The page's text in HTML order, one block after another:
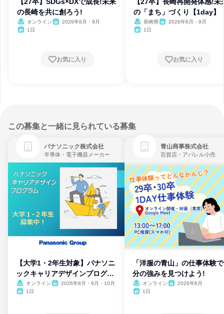
【27卒】SDGs×DXで成長!未来
の長崎を共に創ろう!
オンライン
2026年8月・9月
1日
お気に入り
【27卒】長崎再開発体感!未
の「まち」づくり【1day】
長崎県
2026年8月・9月
1日
お気に入り
この募集と一緒に見られている募集
パナソニック株式会社
半導体・電子機器メーカー
【大学1・2年生対象】パナソニ
ックキャリアデザインプログラ
ム
オンライン
2026年8月・9月・10月
1日
青山商事株式会社
百貨店・アパレル小売
「洋服の青山」の仕事体験
分の強みを見つけよう!
オンライン
2026年8月
1日